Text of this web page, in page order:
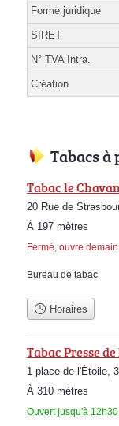
Forme juridique
SIRET
N° TVA Intra.
Création
Tabacs
Tabac le
20 Rue de
À 197 mètres
Fermé, ouvre
Bureau de tabac
Horaires
Tabac Presse
1 place de l'Étoile,
À 310 mètres
Ouvert jusqu'à 12h30